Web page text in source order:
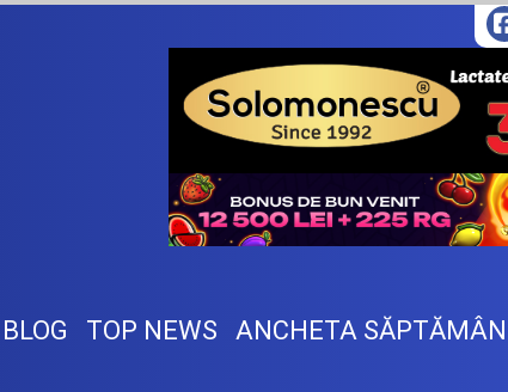
BLOG TOP NEWS ANCHETA SĂPTĂMÂNII